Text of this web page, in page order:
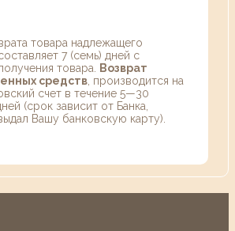
товара надлежащего
7 (семь) дней с
товара.
Возврат
средств , производится на
счет в течение 5—30
(срок зависит от Банка,
Вашу банковскую карту).